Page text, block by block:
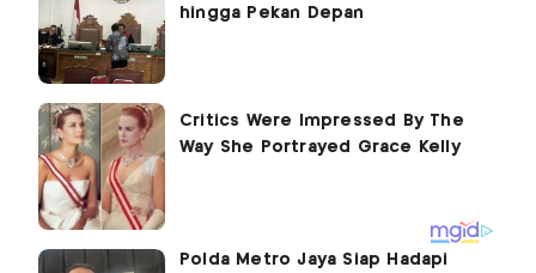
hingga Pekan Depan
Polda Metro Jaya Siap Hadapi